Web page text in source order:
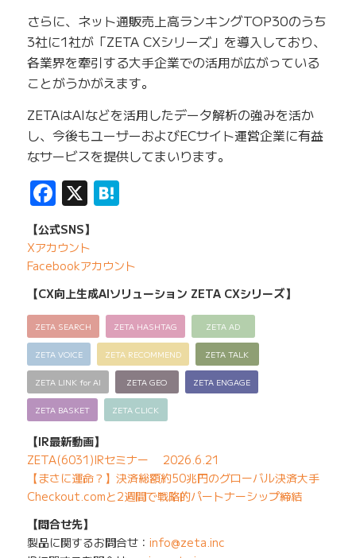
さらに、ネット通販売上高ランキングTOP30のうち
3社に1社が「ZETA CXシリーズ」を導入しており、
各業界を牽引する大手企業での活用が広がっている
ことがうかがえます。
ZETAはAIなどを活用したデータ解析の強みを活か
し、今後もユーザーおよびECサイト運営企業に有益
なサービスを提供してまいります。
Facebook
X Hatena
【公式SNS】
Xアカウント
Facebookアカウント
【CX向上生成AIソリューション ZETA CXシリーズ】
ZETA SEARCH ZETA HASHTAG ZETA AD
ZETA VOICE ZETA RECOMMEND ZETA TALK
ZETA LINK for AI ZETA GEO ZETA ENGAGE
ZETA BASKET ZETA CLICK
【IR最新動画】
ZETA(6031)IRセミナー 2026.6.21
【まさに運命？】決済総額約50兆円のグローバル決済大手
Checkout.comと2週間で戦略的パートナーシップ締結
【問合せ先】
製品に関するお問合せ： info@zeta.inc